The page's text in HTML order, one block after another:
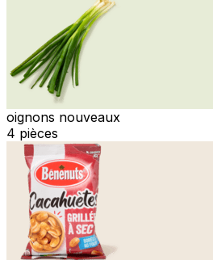
oignons nouveaux
4 pièces